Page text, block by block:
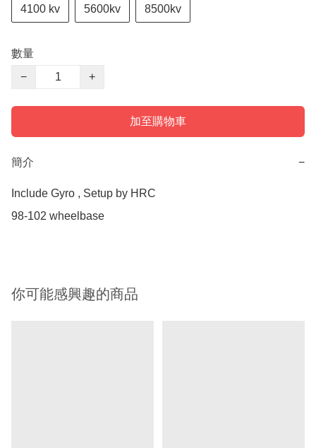
4100 kv 5600kv 8500kv
數量
−
+
加至購物車
簡介 −
Include Gyro , Setup by HRC
98-102 wheelbase
你可能感興趣的商品